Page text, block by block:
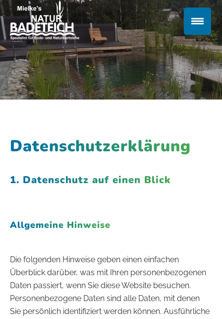
Datenschutzerklärung
1. Datenschutz auf einen Blick
Allgemeine Hinweise
Die folgenden Hinweise geben einen einfachen
Überblick darüber, was mit Ihren personenbezogenen
Daten passiert, wenn Sie diese Website besuchen.
Personenbezogene Daten sind alle Daten, mit denen
Sie persönlich identifiziert werden können. Ausführliche